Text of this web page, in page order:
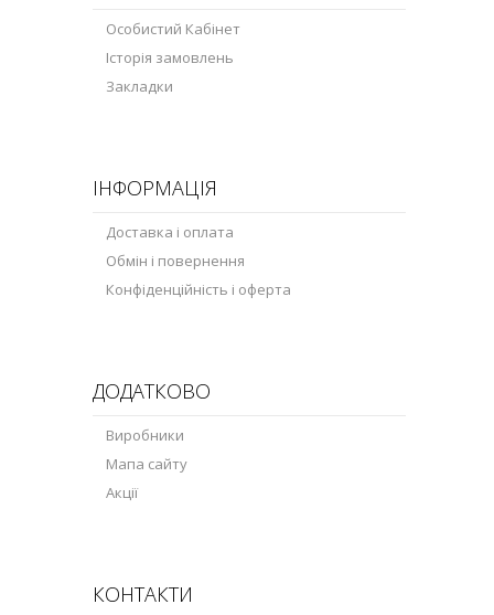
Особистий Кабінет
Історія замовлень
Закладки
ІНФОРМАЦІЯ
Доставка і оплата
Обмін і повернення
Конфіденційність і оферта
ДОДАТКОВО
Виробники
Мапа сайту
Акції
КОНТАКТИ